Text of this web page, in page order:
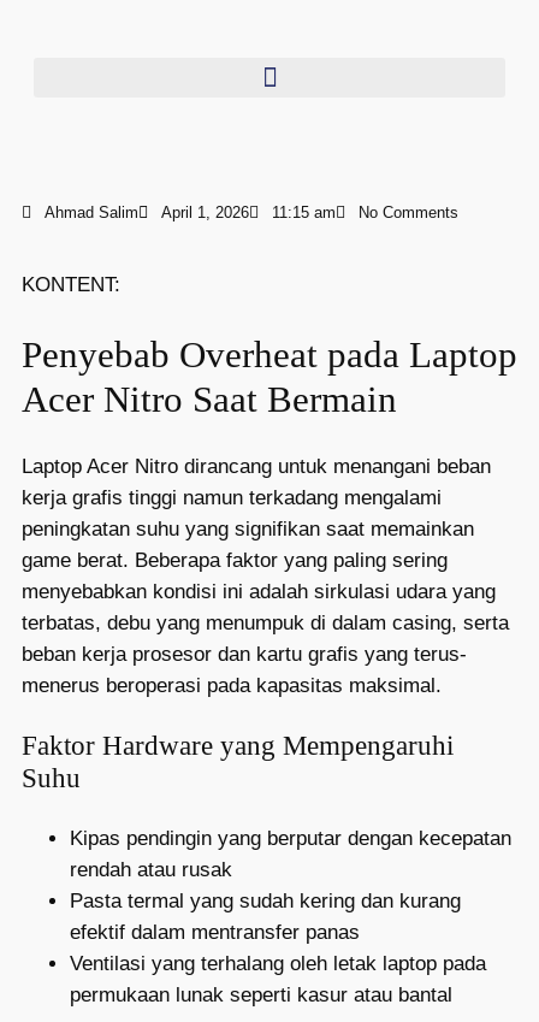
Ahmad Salim April 1, 2026 11:15 am No Comments
KONTENT:
Penyebab Overheat pada Laptop
Acer Nitro Saat Bermain
Laptop Acer Nitro dirancang untuk menangani beban
kerja grafis tinggi namun terkadang mengalami
peningkatan suhu yang signifikan saat memainkan
game berat. Beberapa faktor yang paling sering
menyebabkan kondisi ini adalah sirkulasi udara yang
terbatas, debu yang menumpuk di dalam casing, serta
beban kerja prosesor dan kartu grafis yang terus-
menerus beroperasi pada kapasitas maksimal.
Faktor Hardware yang Mempengaruhi
Suhu
Kipas pendingin yang berputar dengan kecepatan
rendah atau rusak
Pasta termal yang sudah kering dan kurang
efektif dalam mentransfer panas
Ventilasi yang terhalang oleh letak laptop pada
permukaan lunak seperti kasur atau bantal